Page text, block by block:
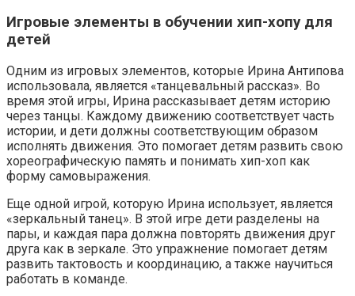
Игровые элементы в обучении хип-хопу для
детей
Одним из игровых элементов, которые Ирина Антипова
использовала, является «танцевальный рассказ». Во
время этой игры, Ирина рассказывает детям историю
через танцы. Каждому движению соответствует часть
истории, и дети должны соответствующим образом
исполнять движения. Это помогает детям развить свою
хореографическую память и понимать хип-хоп как
форму самовыражения.
Еще одной игрой, которую Ирина использует, является
«зеркальный танец». В этой игре дети разделены на
пары, и каждая пара должна повторять движения друг
друга как в зеркале. Это упражнение помогает детям
развить тактовость и координацию, а также научиться
работать в команде.